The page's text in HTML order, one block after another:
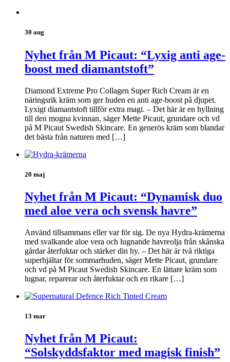
30 aug
Nyhet från M Picaut: “Lyxig anti age-
boost med diamantstoft”
Diamond Extreme Pro Collagen Super Rich Cream är en
näringsrik kräm som ger huden en anti age-boost på djupet.
Lyxigt diamantstoft tillför extra magi. – Det här är en hyllning
till den mogna kvinnan, säger Mette Picaut, grundare och vd
på M Picaut Swedish Skincare. En generös kräm som blandar
det bästa från naturen med […]
20 maj
Nyhet från M Picaut: “Dynamisk duo
med aloe vera och svensk havre”
Använd tillsammans eller var för sig. De nya Hydra-krämerna
med svalkande aloe vera och lugnande havreolja från skånska
gårdar återfuktar och stärker din hy. – Det här är två riktiga
superhjältar för sommarhuden, säger Mette Picaut, grundare
och vd på M Picaut Swedish Skincare. En lättare kräm som
lugnar, reparerar och återfuktar och en rikare […]
13 mar
Nyhet från M Picaut:
“Solskyddsfaktor med magisk finish”